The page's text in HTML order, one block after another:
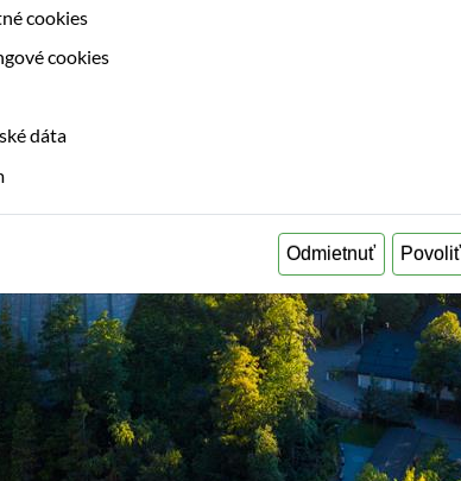
cookies
cookies
dáta
Odmietnuť